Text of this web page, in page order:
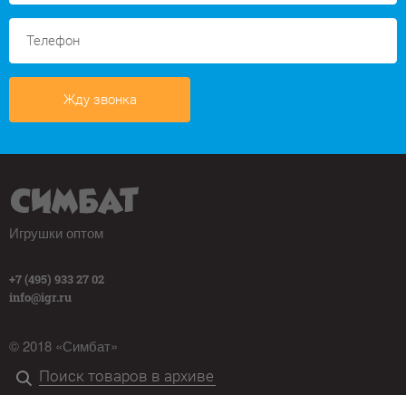
Жду звонка
Игрушки оптом
+7 (495) 933 27 02
info@igr.ru
© 2018 «Симбат»